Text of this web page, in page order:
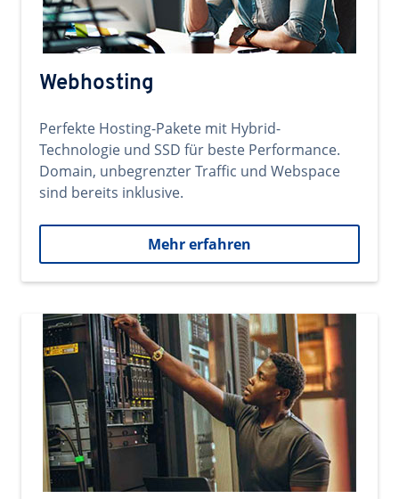
Webhosting
Perfekte Hosting-Pakete mit Hybrid-
Technologie und SSD für beste Performance.
Domain, unbegrenzter Traffic und Webspace
sind bereits inklusive.
Mehr erfahren